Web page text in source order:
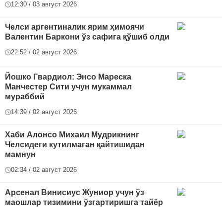
12:30 / 03 август 2026
Челси аргентиналик ярим ҳимоячи
Валентин Баркони ўз сафига қўшиб олди
22:52 / 02 август 2026
Йошко Гвардиол: Энсо Мареска
Манчестер Сити учун мукаммал
мураббий
14:39 / 02 август 2026
Хаби Алонсо Михаил Мудрикнинг
Челсидеги кутилмаган қайтишидан
мамнун
02:34 / 02 август 2026
Арсенал Винисиус Жуниор учун ўз
маошлар тизимини ўзгартиришга тайёр